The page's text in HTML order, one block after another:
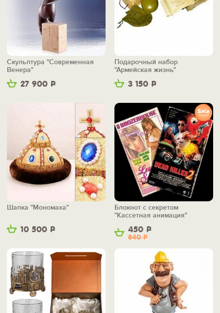
27 900 Р
Скульптура "Современная
Венера"
3 150 Р
Подарочный набор
"Армейская жизнь"
10 500 Р
Шапка "Мономаха"
450 Р
840Р
Блокнот с секретом
"Кассетная анимация"